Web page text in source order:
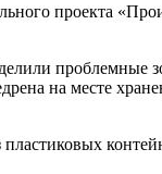
проекта
на месте